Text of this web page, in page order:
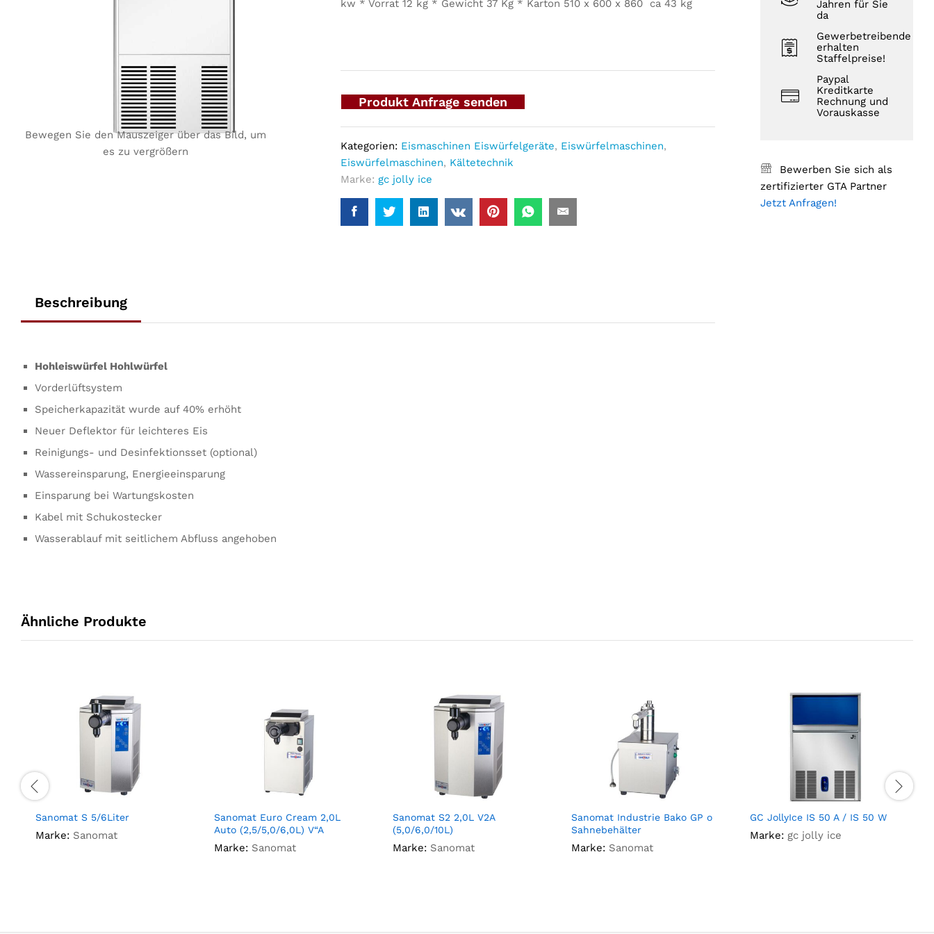
Bewegen Sie den Mauszeiger über das Bild, um
es zu vergrößern
kw * Vorrat 12 kg * Gewicht 37 Kg * Karton 510 x 600 x 860 ca 43 kg
Produkt Anfrage senden
Kategorien: Eismaschinen Eiswürfelgeräte, Eiswürfelmaschinen,
Eiswürfelmaschinen, Kältetechnik
Marke: gc jolly ice
Beschreibung
Hohleiswürfel Hohlwürfel
Vorderlüftsystem
Speicherkapazität wurde auf 40% erhöht
Neuer Deflektor für leichteres Eis
Reinigungs- und Desinfektionsset (optional)
Wassereinsparung, Energieeinsparung
Einsparung bei Wartungskosten
Kabel mit Schukostecker
Wasserablauf mit seitlichem Abfluss angehoben
Jahren für Sie
da
Gewerbetreibende
erhalten
Staffelpreise!
Paypal
Kreditkarte
Rechnung und
Vorauskasse
Bewerben Sie sich als
zertifizierter GTA Partner
Jetzt Anfragen!
Ähnliche Produkte
Sanomat S 5/6Liter
Marke: Sanomat
Sanomat Euro Cream 2,0L
Auto (2,5/5,0/6,0L) V“A
Marke: Sanomat
Sanomat S2 2,0L V2A
(5,0/6,0/10L)
Marke: Sanomat
Sanomat Industrie Bako GP o
Sahnebehälter
Marke: Sanomat
GC JollyIce IS 50 A / IS 50 W
Marke: gc jolly ice